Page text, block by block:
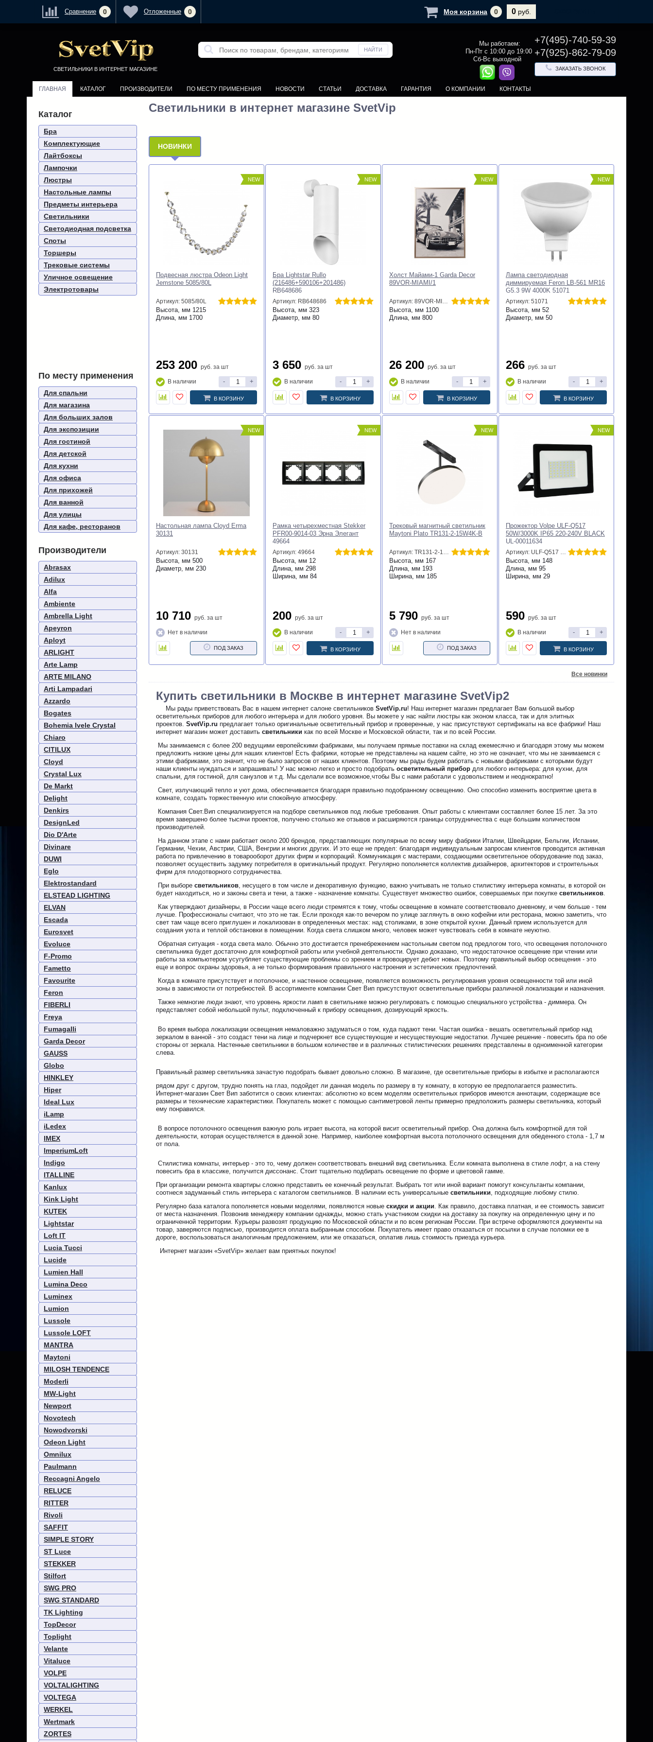
СВЕТИЛЬНИКИ В ИНТЕРНЕТ МАГАЗИНЕ
Мы работаем:
Пн-Пт с 10:00 до 19:00
Сб-Вс выходной
+7(495)-740-59-39
+7(925)-862-79-09
ЗАКАЗАТЬ ЗВОНОК
ГЛАВНАЯ КАТАЛОГ ПРОИЗВОДИТЕЛИ ПО МЕСТУ ПРИМЕНЕНИЯ НОВОСТИ СТАТЬИ ДОСТАВКА ГАРАНТИЯ О КОМПАНИИ КОНТАКТЫ
Каталог
Бра
Комплектующие
Лайтбоксы
Лампочки
Люстры
Настольные лампы
Предметы интерьера
Светильники
Светодиодная подсветка
Споты
Торшеры
Трековые системы
Уличное освещение
Электротовары
По месту применения
Для спальни
Для магазина
Для больших залов
Для экспозиции
Для гостиной
Для детской
Для кухни
Для офиса
Для прихожей
Для ванной
Для улицы
Для кафе, ресторанов
Производители
Abrasax
Adilux
Alfa
Ambiente
Ambrella Light
Apeyron
Aployt
ARLIGHT
Arte Lamp
ARTE MILANO
Arti Lampadari
Azzardo
Bogates
Bohemia Ivele Crystal
Chiaro
CITILUX
Cloyd
Crystal Lux
De Markt
Delight
Denkirs
DesignLed
Dio D'Arte
Divinare
DUWI
Eglo
Elektrostandard
ELSTEAD LIGHTING
ELVAN
Escada
Eurosvet
Evoluce
F-Promo
Fametto
Favourite
Feron
FIBERLI
Freya
Fumagalli
Garda Decor
GAUSS
Globo
HINKLEY
Hiper
Ideal Lux
iLamp
iLedex
IMEX
ImperiumLoft
Indigo
ITALLINE
Kanlux
Kink Light
KUTEK
Lightstar
Loft IT
Lucia Tucci
Lucide
Lumien Hall
Lumina Deco
Luminex
Lumion
Lussole
Lussole LOFT
MANTRA
Maytoni
MILOSH TENDENCE
Moderli
MW-Light
Newport
Novotech
Nowodvorski
Odeon Light
Omnilux
Paulmann
Reccagni Angelo
RELUCE
RITTER
Rivoli
SAFFIT
SIMPLE STORY
ST Luce
STEKKER
Stilfort
SWG PRO
SWG STANDARD
TK Lighting
TopDecor
Toplight
Velante
Vitaluce
VOLPE
VOLTALIGHTING
VOLTEGA
WERKEL
Wertmark
ZORTES
Светильники в интернет магазине SvetVip
НОВИНКИ
NEW
Соединитель для шинопровода
Denkirs Air Base TR5213-BK
Артикул: TR5213-BK
Высота, мм 55
Длина, мм 100
4 210руб. за шт
В наличии - +
В КОРЗИНУ
NEW
Коннектор угловой внутренний
для встраиваемого шинопровода
Elektrostandard Slim Magnetic
4690389206702 85213/00 a067506
Высота, мм 46
Длина, мм 100
1 250 руб. за шт
В наличии - +
В КОРЗИНУ
NEW
Бра Lightstar Rullo
(213486+590106+202481)
Артикул: RBX348681
Высота, мм 192
Диаметр, мм 80
3 340руб.за шт
В наличии - +
В КОРЗИНУ
NEW
Настольная лампа Cloyd Reba
30121
Артикул: 30121
Высота, мм 450
Диаметр, мм 250
16 590руб.
В наличии - +
В КОРЗИНУ
NEW
Настенный светильник Odeon
Light Jemstone 5085/17WL
Артикул: 5085/17WL
Высота, мм 670
Длина, мм 125
42 170 руб. за шт
В наличии
В КОРЗИНУ
NEW
Статуэтка Цапля Garda Decor
55RD5667
Артикул: 55RD5667
Высота, мм 230
Длина, мм 60
Ширина, мм 100
10 340руб.
В наличии - +
В КОРЗИНУ
NEW
Кружка Garda Decor 26FC-KRUZH-
BOTANIKA-400/2
Артикул: 26FC-KRUZH-BOTANIKA-400/2
Высота, мм 90
Диаметр, мм 90
365руб.за шт
Нет в наличии
ПОД ЗАКАЗ
NEW
Трековый магнитный светильник
Maytoni Alfa S TR132-2-7W3K-B
Артикул: TR132-2-7W3K-B
Высота, мм 96
Длина, мм 193
Диаметр, мм 53
3 690руб.за шт
В наличии - +
В КОРЗИНУ
Все новинки
Купить светильники в Москве в интернет магазине SvetVip2
Мы рады приветствовать Вас в нашем интернет салоне светильников SvetVip.ru! Наш интернет магазин предлагает Вам большой выбор
осветительных приборов для любого интерьера и для любого уровня. Вы можете у нас найти люстры как эконом класса, так и для элитных
проектов. SvetVip.ru предлагает только оригинальные осветительный прибор и проверенные, у нас присутствуют сертификаты на все фабрики! Наш
интернет магазин может доставить светильники как по всей Москве и Московской области, так и по всей России.
Мы занимаемся с более 200 ведущими европейскими фабриками, мы получаем прямые поставки на склад ежемесячно и благодаря этому мы можем
предложить низкие цены для наших клиентов! Есть фабрики, которые не представлены на нашем сайте, но это не означает, что мы не занимаемся с
этими фабриками, это значит, что не было запросов от наших клиентов. Поэтому мы рады будем работать с новыми фабриками с которыми будут
наши клиенты нуждаться и запрашивать! У нас можно легко и просто подобрать осветительный прибор для любого интерьера: для кухни, для
спальни, для гостиной, для санузлов и т.д. Мы сделали все возможное,чтобы Вы с нами работали с удовольствием и неоднократно!
Свет, излучающий тепло и уют дома, обеспечивается благодаря правильно подобранному освещению. Оно способно изменить восприятие цвета в
комнате, создать торжественную или спокойную атмосферу.
Компания Свет.Вип специализируется на подборе светильников под любые требования. Опыт работы с клиентами составляет более 15 лет. За это
время завершено более тысячи проектов, получено столько же отзывов и расширяются границы сотрудничества с еще большим количеством
производителей.
На данном этапе с нами работает около 200 брендов, представляющих популярные по всему миру фабрики Италии, Швейцарии, Бельгии, Испании,
Германии, Чехии, Австрии, США, Венгрии и многих других. И это еще не предел: благодаря индивидуальным запросам клиентов проводится активная
работа по привлечению в товарооборот других фирм и корпораций. Коммуникация с мастерами, создающими осветительное оборудование под заказ,
позволяет осуществить задумку потребителя в оригинальный продукт. Регулярно пополняется коллектив дизайнеров, архитекторов и строительных
фирм для плодотворного сотрудничества.
При выборе светильников, несущего в том числе и декоративную функцию, важно учитывать не только стилистику интерьера комнаты, в которой он
будет находиться, но и законы света и тени, а также - назначение комнаты. Существует множество ошибок, совершаемых при покупке светильников.
Как утверждают дизайнеры, в России чаще всего люди стремятся к тому, чтобы освещение в комнате соответствовало дневному, и чем больше - тем
лучше. Профессионалы считают, что это не так. Если проходя как-то вечером по улице заглянуть в окно кофейни или ресторана, можно заметить, что
свет там чаще всего приглушен и локализован в определенных местах: над столиками, в зоне открытой кухни. Данный прием используется для
создания уюта и теплой обстановки в помещении. Когда света слишком много, человек может чувствовать себя в комнате неуютно.
Обратная ситуация - когда света мало. Обычно это достигается пренебрежением настольным светом под предлогом того, что освещения потолочного
светильника будет достаточно для комфортной работы или учебной деятельности. Однако доказано, что недостаточное освещение при чтении или
работы за компьютером усугубляет существующие проблемы со зрением и провоцирует дебют новых. Поэтому правильный выбор освещения - это
еще и вопрос охраны здоровья, а не только формирования правильного настроения и эстетических предпочтений.
Когда в комнате присутствует и потолочное, и настенное освещение, появляется возможность регулирования уровня освещенности той или иной
зоны в зависимости от потребностей. В ассортименте компании Свет Вип присутствуют осветительные приборы различной локализации и назначения.
Также немногие люди знают, что уровень яркости ламп в светильнике можно регулировать с помощью специального устройства - диммера. Он
представляет собой небольшой пульт, подключенный к прибору освещения, дозирующий яркость.
Во время выбора локализации освещения немаловажно задуматься о том, куда падают тени. Частая ошибка - вешать осветительный прибор над
зеркалом в ванной - это создаст тени на лице и подчеркнет все существующие и несуществующие недостатки. Лучшее решение - повесить бра по обе
стороны от зеркала. Настенные светильники в большом количестве и в различных стилистических решениях представлены в одноименной категории
слева.
Правильный размер светильника зачастую подобрать бывает довольно сложно. В магазине, где осветительные приборы в избытке и располагаются
рядом друг с другом, трудно понять на глаз, подойдет ли данная модель по размеру в ту комнату, в которую ее предполагается разместить.
Интернет-магазин Свет Вип заботится о своих клиентах: абсолютно ко всем моделям осветительных приборов имеются аннотации, содержащие все
размеры и технические характеристики. Покупатель может с помощью сантиметровой ленты примерно предположить размеры светильника, который
ему понравился.
В вопросе потолочного освещения важную роль играет высота, на которой висит осветительный прибор. Она должна быть комфортной для той
деятельности, которая осуществляется в данной зоне. Например, наиболее комфортная высота потолочного освещения для обеденного стола - 1,7 м
от пола.
Стилистика комнаты, интерьер - это то, чему должен соответствовать внешний вид светильника. Если комната выполнена в стиле лофт, а на стену
повесить бра в классике, получится диссонанс. Стоит тщательно подбирать освещение по форме и цветовой гамме.
При организации ремонта квартиры сложно представить ее конечный результат. Выбрать тот или иной вариант помогут консультанты компании,
соотнеся задуманный стиль интерьера с каталогом светильников. В наличии есть универсальные светильники, подходящие любому стилю.
Регулярно база каталога пополняется новыми моделями, появляются новые скидки и акции. Как правило, доставка платная, и ее стоимость зависит
от места назначения. Позвонив менеджеру компании однажды, можно стать участником скидки на доставку за покупку на определенную цену и по
ограниченной территории. Курьеры развозят продукцию по Московской области и по всем регионам России. При встрече оформляются документы на
товар, заверяются подписью, производится оплата выбранным способом. Покупатель имеет право отказаться от посылки в случае поломки ее в
дороге, воспользоваться аналогичным предложением, или же отказаться, оплатив лишь стоимость приезда курьера.
Интернет магазин «SvetVip» желает вам приятных покупок!
Войти Регистрация Сравнение Моя корзина 0 0 руб.